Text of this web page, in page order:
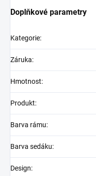
Doplňkové parametry
Kategorie:
Záruka:
Hmotnost:
Produkt:
Barva rámu:
Barva sedáku:
Design: